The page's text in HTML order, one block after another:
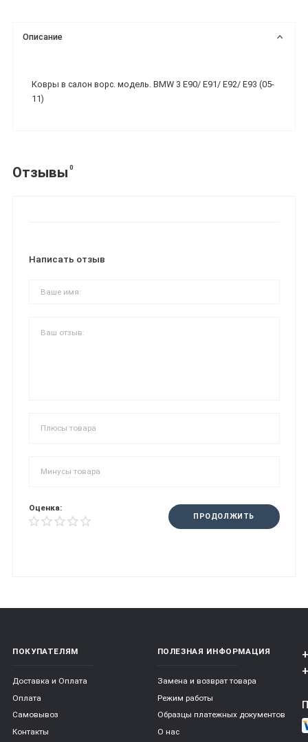
Описание
Ковры в салон ворс. модель. BMW 3 E90/ E91/ E92/ E93 (05-
11)
Отзывы 0
Написать отзыв
Оценка:
ПРОДОЛЖИТЬ
ПОКУПАТЕЛЯМ
Доставка и Оплата
Оплата
Самовывоз
Контакты
ПОЛЕЗНАЯ ИНФОРМАЦИЯ
Замена и возврат товара
Режим работы
Образцы платежных документов
О нас